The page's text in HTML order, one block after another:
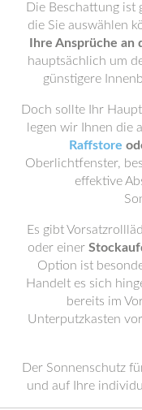
Die Beschattung ist
die Sie auswählen
Ihre Ansprüche an
hauptsächlich um
günstigere
Doch sollte Ihr
legen wir Ihnen die
Raffstore
Oberlichtfenster,
effektive
Es gibt
oder einer
Option ist
Handelt es sich
bereits im
Unterputzkasten
Der Sonnenschutz
und auf Ihre